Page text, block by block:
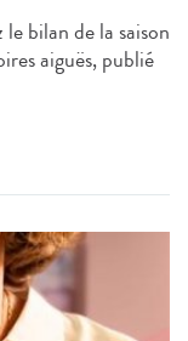
bilan de la saison
aiguës, publié